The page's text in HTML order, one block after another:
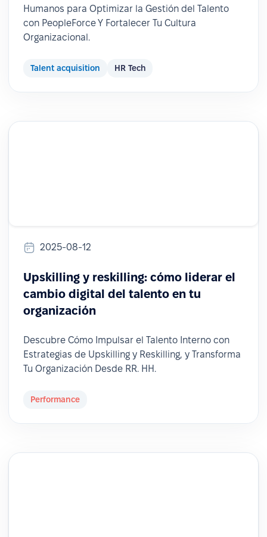
Humanos para Optimizar la Gestión del Talento
con PeopleForce Y Fortalecer Tu Cultura
Organizacional.
Talent acquisition HR Tech
2025-08-12
Upskilling y reskilling: cómo liderar el
cambio digital del talento en tu
organización
Descubre Cómo Impulsar el Talento Interno con
Estrategias de Upskilling y Reskilling, y Transforma
Tu Organización Desde RR. HH.
Performance